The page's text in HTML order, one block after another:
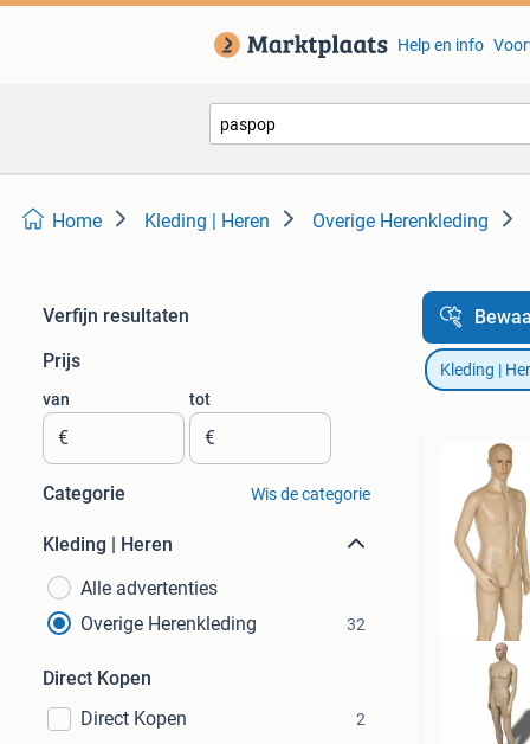
Help en info
Home Kleding | Heren Overige Herenkleding
Verfijn resultaten
Prijs
van
€
tot
€
Categorie Wis de categorie
Kleding | Heren
Alle advertenties
Overige Herenkleding
32
Direct Kopen
Direct Kopen
2
Kleding |